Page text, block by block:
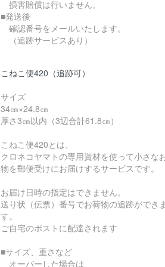
損害賠償は行いません。
■発送後
確認番号をメールいたします。
（追跡サービスあり）
こねこ便420（追跡可）
サイズ
34㎝×24.8㎝
厚さ3㎝以内（3辺合計61.8㎝）
こねこ便420とは、
クロネコヤマトの専用資材を使って小さな
物を郵便受けにお届けするサービスです。
お届け日時の指定はできません。
送り状（伝票）番号でお荷物の追跡ができ
す。
ご自宅のポストに配達されます
■サイズ、重さなど
オーバーした場合は